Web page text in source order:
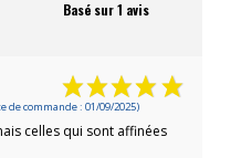
Basé sur 1 avis
de commande : 01/09/2025)
celles qui sont affinées